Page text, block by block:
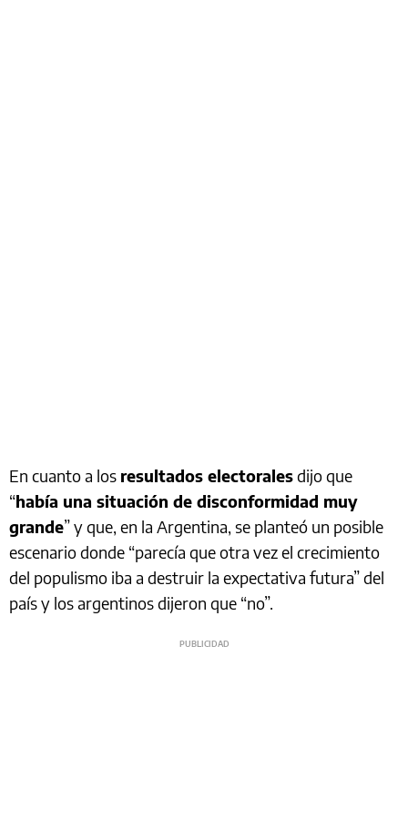
En cuanto a los resultados electoralesdijo que
“había una situación de disconformidad muy
grande” y que, en la Argentina, se planteó un posible
escenario donde “parecía que otra vez el crecimiento
del populismo iba a destruir la expectativa futura” del
país y los argentinos dijeron que “no”.